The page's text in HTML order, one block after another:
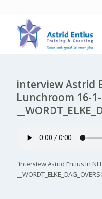
interview Astrid
Lunchroom 16-1-
“interview Astrid Entius in